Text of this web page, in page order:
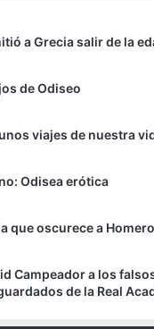
a Grecia salir de la
de Odiseo
viajes de nuestra
Odisea erótica
que oscurece a Homero
Campeador a los
de la Real